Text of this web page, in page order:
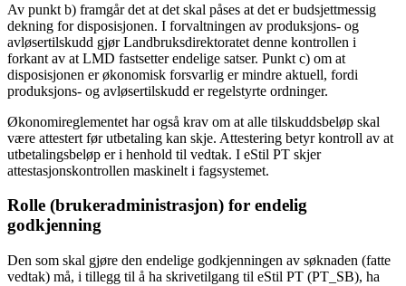
Av punkt b) framgår det at det skal påses at det er budsjettmessig
dekning for disposisjonen. I forvaltningen av produksjons- og
avløsertilskudd gjør Landbruksdirektoratet denne kontrollen i
forkant av at LMD fastsetter endelige satser. Punkt c) om at
disposisjonen er økonomisk forsvarlig er mindre aktuell, fordi
produksjons- og avløsertilskudd er regelstyrte ordninger.
Økonomireglementet har også krav om at alle tilskuddsbeløp skal
være attestert før utbetaling kan skje. Attestering betyr kontroll av at
utbetalingsbeløp er i henhold til vedtak. I eStil PT skjer
attestasjonskontrollen maskinelt i fagsystemet.
Rolle (brukeradministrasjon) for endelig
godkjenning
Den som skal gjøre den endelige godkjenningen av søknaden (fatte
vedtak) må, i tillegg til å ha skrivetilgang til eStil PT (PT_SB), ha